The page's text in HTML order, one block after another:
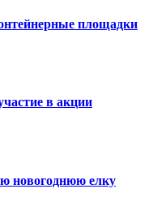
площадки
в акции
новогоднюю елку